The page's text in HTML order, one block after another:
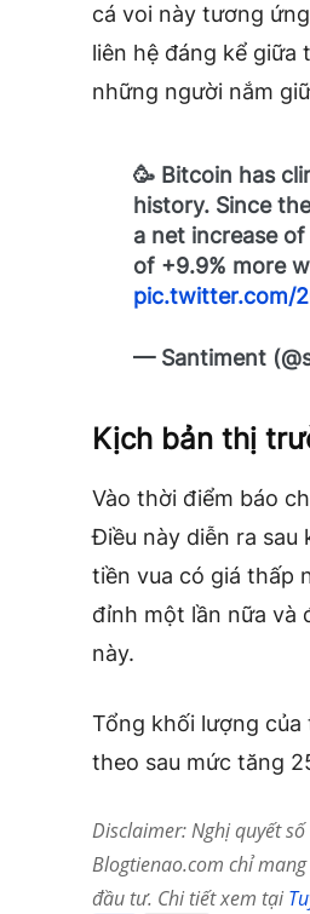
cá voi này tương
liên hệ đáng kể giữa
những người nắm
🥳 Bitcoin has
history. Since
a net increase
of +9.9% more
pic.twitter.com/
— Santiment
Kịch bản thị
Vào thời điểm báo
Điều này diễn ra sau
tiền vua có giá thấp
đỉnh một lần nữa và
này.
Tổng khối lượng
theo sau mức tăng
Disclaimer: Nghị quyết
Blogtienao.com chỉ
đầu tư. Chi tiết xem tại